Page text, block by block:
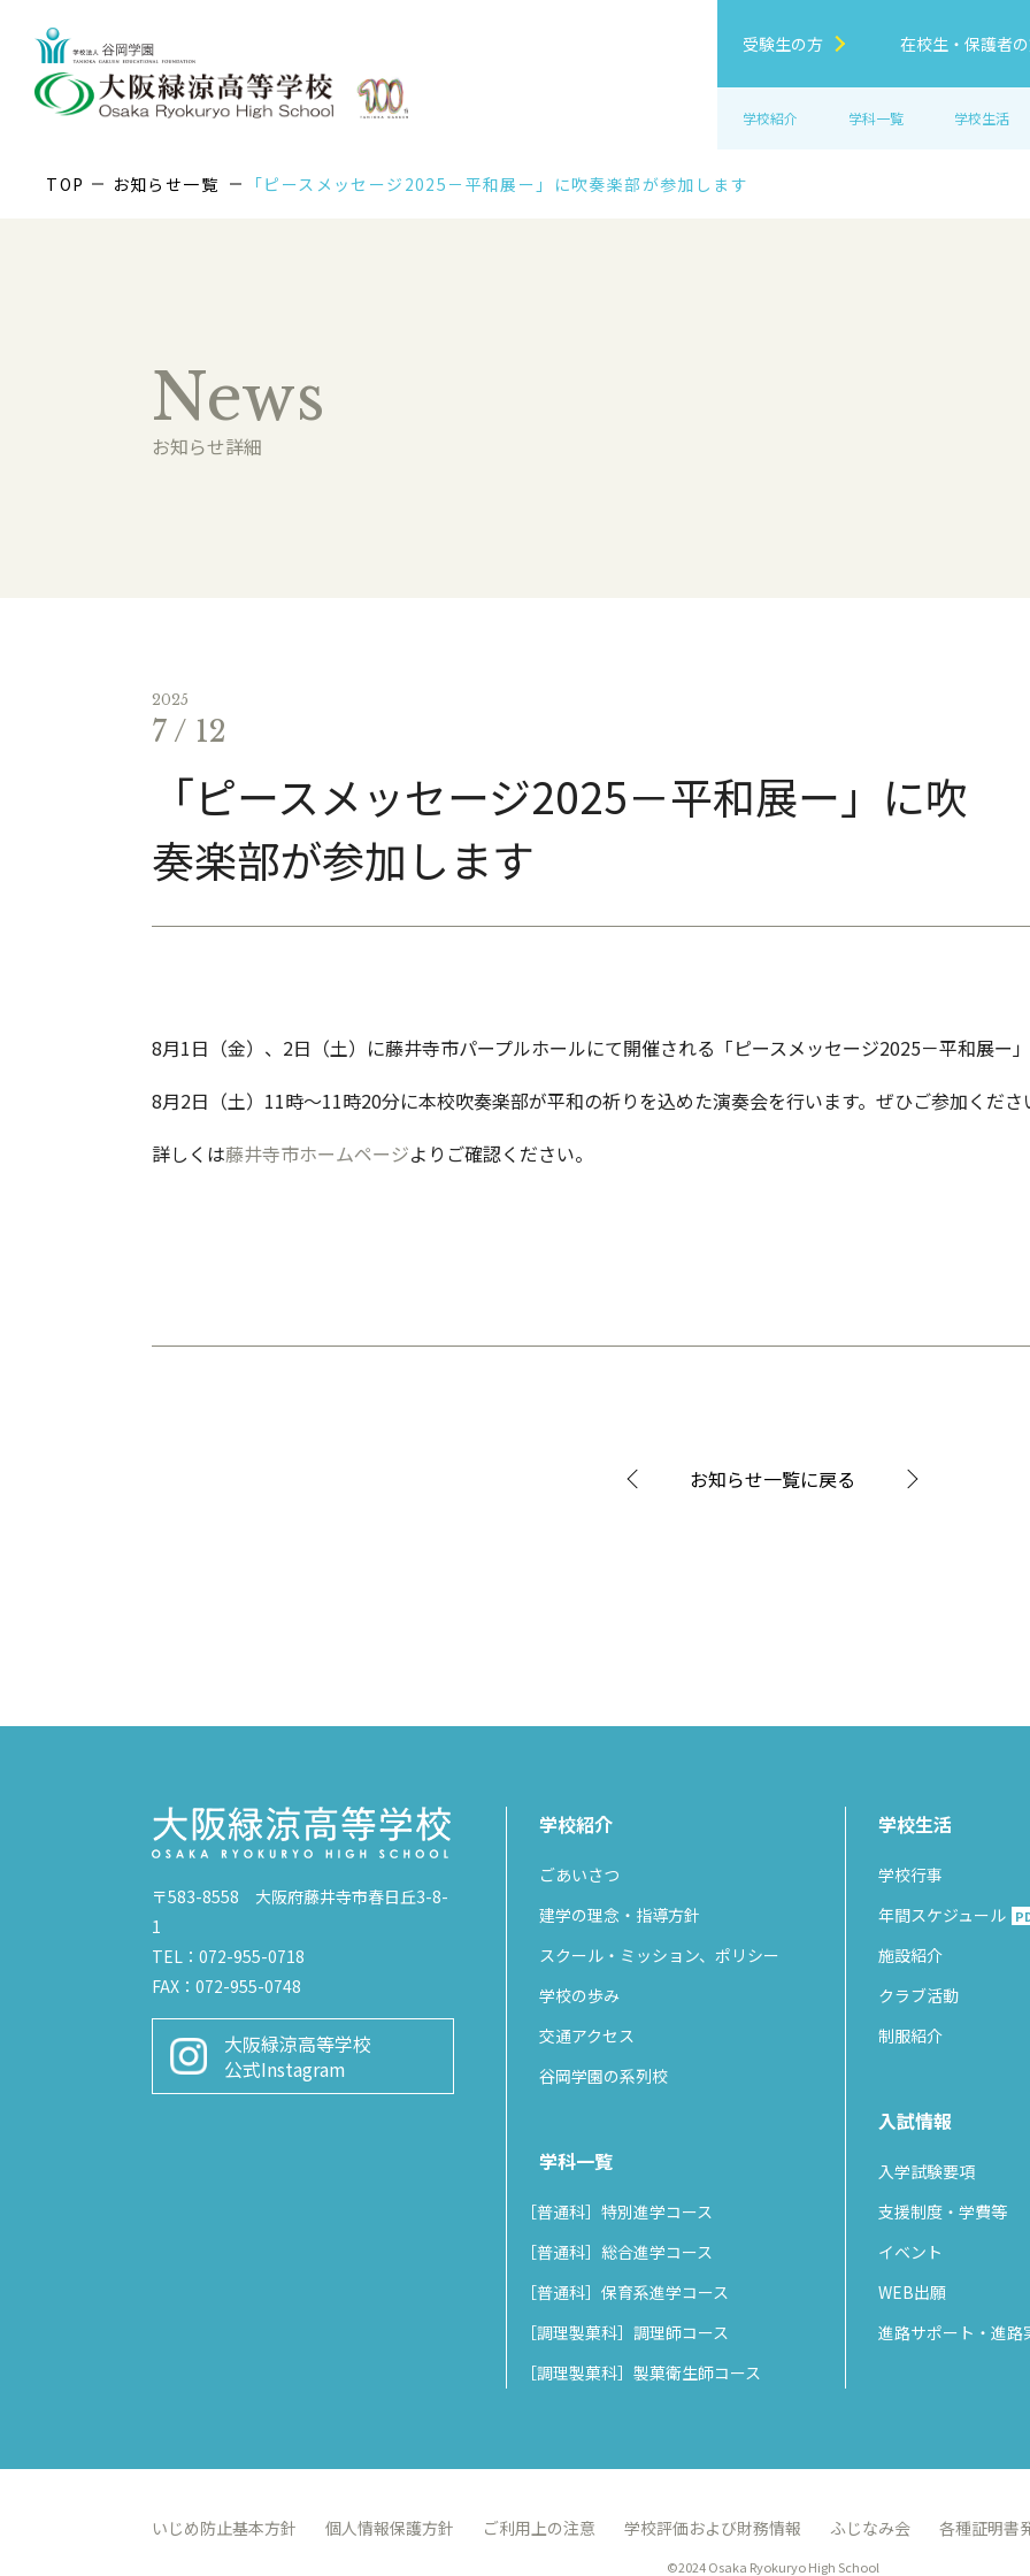
受験生の方 在校生・保護者
学校紹介 学科一覧 学校生活
TOP お知らせ一覧 「ピースメッセージ2025－平和展ー」に吹奏楽部が参加します
News
お知らせ詳細
2025
7 / 12
「ピースメッセージ2025－平和展ー」に吹
奏楽部が参加します
8月1日（金）、2日（土）に藤井寺市パープルホールにて開催される「ピースメッセージ2025－平和展ー
8月2日（土）11時～11時20分に本校吹奏楽部が平和の祈りを込めた演奏会を行います。ぜひご参加くださ
詳しくは藤井寺市ホームページよりご確認ください。
お知らせ一覧に戻る
〒583-8558 大阪府藤井寺市春日丘3-8-
1
TEL：072-955-0718
FAX：072-955-0748
大阪緑涼高等学校
公式Instagram
学校紹介
ごあいさつ
建学の理念・指導方針
スクール・ミッション、ポリシー
学校の歩み
交通アクセス
谷岡学園の系列校
学科一覧
［普通科］特別進学コース
［普通科］総合進学コース
［普通科］保育系進学コース
［調理製菓科］調理師コース
［調理製菓科］製菓衛生師コース
学校生活
学校行事
年間スケジュール
施設紹介
クラブ活動
制服紹介
入試情報
入学試験要項
支援制度・学費等
イベント
WEB出願
進路サポート・進路
いじめ防止基本方針 個人情報保護方針 ご利用上の注意 学校評価および財務情報 ふじなみ会 各種証明書
©2024 Osaka Ryokuryo High School